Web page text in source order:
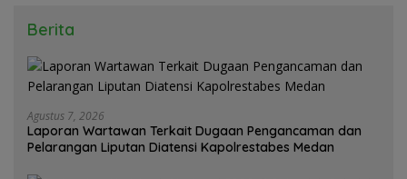
Berita
Agustus 7, 2026
Laporan Wartawan Terkait Dugaan Pengancaman dan
Pelarangan Liputan Diatensi Kapolrestabes Medan